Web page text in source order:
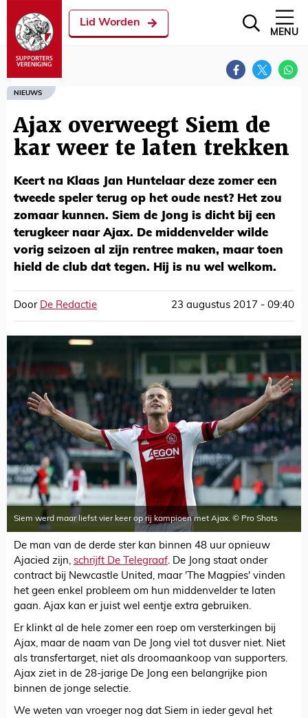
Lid Worden
MENU
NIEUWS
Ajax overweegt Siem de
kar weer te laten trekken
Keert na Klaas Jan Huntelaar deze zomer een
tweede speler terug op het oude nest? Het zou
zomaar kunnen. Siem de Jong is dicht bij een
terugkeer naar Ajax. De middenvelder wilde
vorig seizoen al zijn rentree maken, maar toen
hield de club dat tegen. Hij is nu wel welkom.
Door De Redactie 23 augustus 2017 - 09:40
Siem werd maar liefst vier keer op rij kampioen met Ajax. © Pro Shots
De man van de derde ster kan binnen 48 uur opnieuw
Ajacied zijn, schrijft De Telegraaf. De Jong staat onder
contract bij Newcastle United, maar 'The Magpies' vinden
het geen enkel probleem om hun middenvelder te laten
gaan. Ajax kan er juist wel eentje extra gebruiken.
Er klinkt al de hele zomer een roep om versterkingen bij
Ajax, maar de naam van De Jong viel tot dusver niet. Niet
als transfertarget, niet als droomaankoop van supporters.
Ajax ziet in de 28-jarige De Jong een belangrijke pion
binnen de jonge selectie.
We weten van vroeger nog dat Siem in ieder geval het